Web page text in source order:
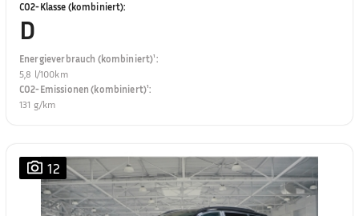
CO2-Klasse (kombiniert):
D
Energieverbrauch (kombiniert)¹:
5,8 l/100km
CO2-Emissionen (kombiniert)¹:
131 g/km
12